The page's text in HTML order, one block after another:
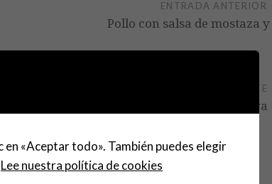
ENTRADA ANTERIOR
Pollo con salsa de mostaza
ENTRADA SIGUIENTE
Ensalada campera
en «Aceptar todo». También puedes elegir
Lee nuestra política de cookies